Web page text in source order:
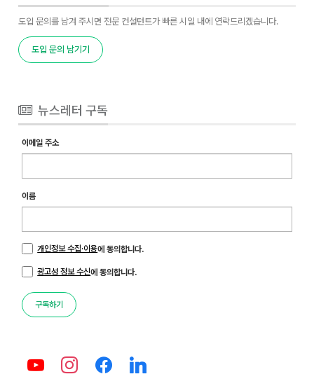
도입 문의를 남겨 주시면 전문 컨설턴트가 빠른 시일 내에 연락드리겠습니다.
도입 문의 남기기
뉴스레터 구독
이메일 주소
이름
개인정보 수집·이용에 동의합니다.
광고성 정보 수신에 동의합니다.
구독하기